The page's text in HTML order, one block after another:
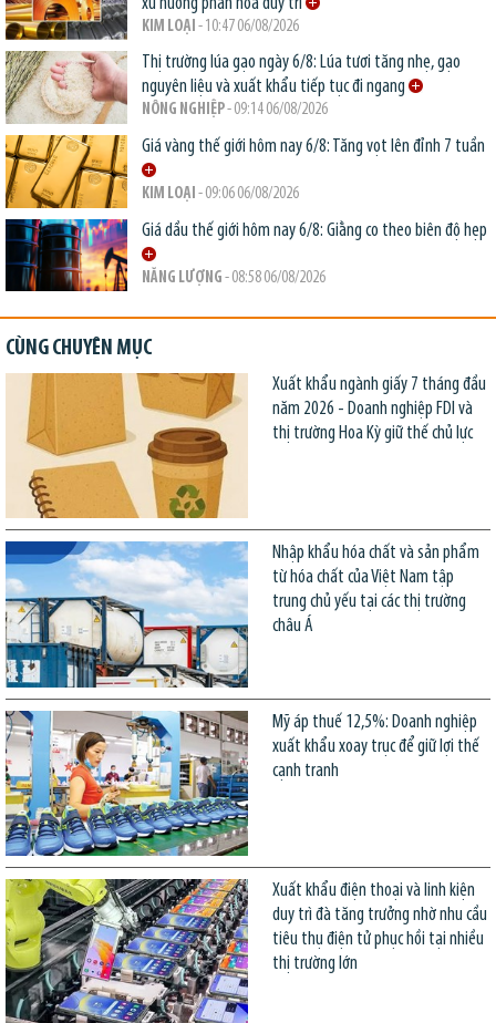
KIM LOẠI - 10:47 06/08/2026
Thị trường lúa gạo ngày 6/8: Lúa tươi tăng nhẹ, gạo
nguyên liệu và xuất khẩu tiếp tục đi ngang
NÔNG NGHIỆP- 09:14 06/08/2026
Giá vàng thế giới hôm nay 6/8: Tăng vọt lên đỉnh 7 tuần
KIM LOẠI - 09:06 06/08/2026
Giá dầu thế giới hôm nay 6/8: Giằng co theo biên độ hẹp
NĂNG LƯỢNG - 08:58 06/08/2026
CÙNG CHUYÊN MỤC
Xuất khẩu ngành giấy 7 tháng đầu
năm 2026 - Doanh nghiệp FDI và
thị trường Hoa Kỳ giữ thế chủ lực
Nhập khẩu hóa chất và sản phẩm
từ hóa chất của Việt Nam tập
trung chủ yếu tại các thị trường
châu Á
Mỹ áp thuế 12,5%: Doanh nghiệp
xuất khẩu xoay trục để giữ lợi thế
cạnh tranh
Xuất khẩu điện thoại và linh kiện
duy trì đà tăng trưởng nhờ nhu cầu
tiêu thụ điện tử phục hồi tại nhiều
thị trường lớn